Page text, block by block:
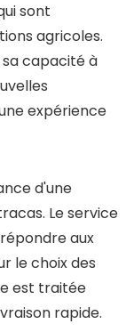
sont
agricoles.
sa capacité à
expérience
d'une
Le service
aux
le choix des
est traitée
rapide.